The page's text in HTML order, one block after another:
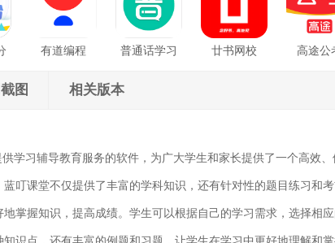
有道编程 普通话学习 廿书网校 高途公
图 相关版本
学习辅导教育服务的软件，为广大学生和家长提供了一个高效
叮课堂不仅提供了丰富的学科知识，还有针对性的题目练习和
掌握知识，提高成绩。学生可以根据自己的学习需求，选择相